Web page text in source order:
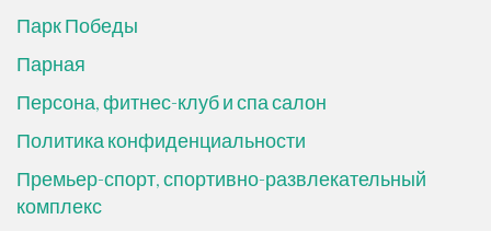
Парк Победы
Парная
Персона, фитнес-клуб и спа салон
Политика конфиденциальности
Премьер-спорт, спортивно-развлекательный
комплекс